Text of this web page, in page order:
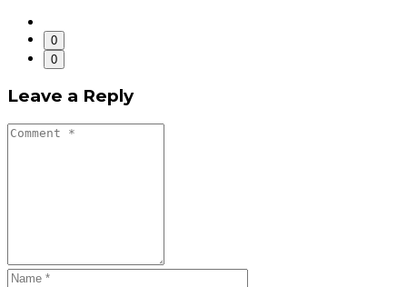
0
0
Leave a Reply